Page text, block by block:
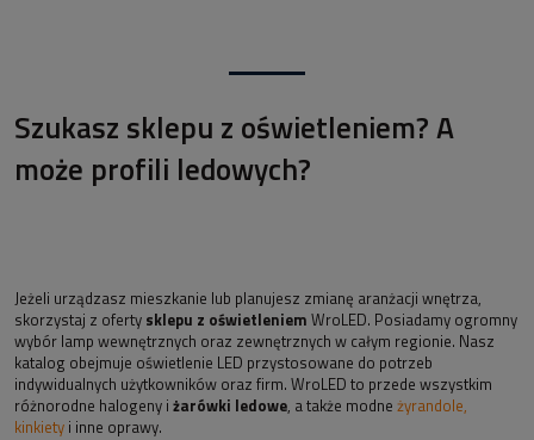
Szukasz sklepu z oświetleniem? A
może profili ledowych?
Jeżeli urządzasz mieszkanie lub planujesz zmianę aranżacji wnętrza,
skorzystaj z oferty sklepu z oświetleniem WroLED. Posiadamy ogromny
wybór lamp wewnętrznych oraz zewnętrznych w całym regionie. Nasz
katalog obejmuje oświetlenie LED przystosowane do potrzeb
indywidualnych użytkowników oraz firm. WroLED to przede wszystkim
różnorodne halogeny i żarówki ledowe, a także modne żyrandole,
kinkiety i inne oprawy.